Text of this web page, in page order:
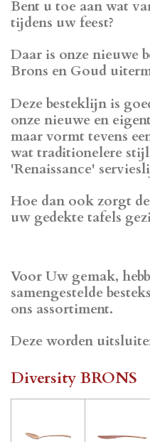
Bent u toe aan wat
tijdens uw feest?
Daar is onze nieuwe
Brons en Goud
Deze besteklijn is
onze nieuwe en
maar vormt tevens
wat traditionelere
'Renaissance'
Hoe dan ook zorgt
uw gedekte tafels
Voor Uw gemak,
samengestelde
ons assortiment.
Deze worden
Diversity BRONS